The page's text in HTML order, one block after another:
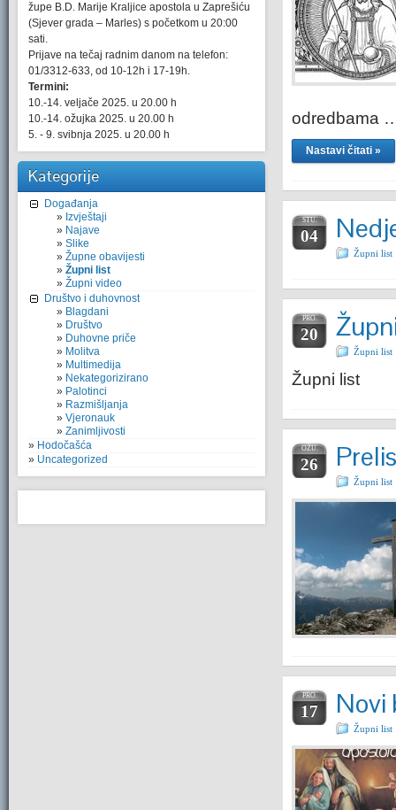
župe B.D. Marije Kraljice apostola u Zaprešiću
(Sjever grada – Marles) s početkom u 20:00
sati.
Prijave na tečaj radnim danom na telefon:
01/3312-633, od 10-12h i 17-19h.
Termini:
10.-14. veljače 2025. u 20.00 h
10.-14. ožujka 2025. u 20.00 h
5. - 9. svibnja 2025. u 20.00 h
Kategorije
Događanja
Izvještaji
Najave
Slike
Župne obavijesti
Župni list
Župni video
Društvo i duhovnost
Blagdani
Društvo
Duhovne priče
Molitva
Multimedija
Nekategorizirano
Palotinci
Razmišljanja
Vjeronauk
Zanimljivosti
Hodočašća
Uncategorized
odredbama
Nastavi čitati »
STU.
04
Župni list
PRO.
20
Župni list
Župni list
OŽU.
26
Župni list
PRO.
17 Novi
Župni list